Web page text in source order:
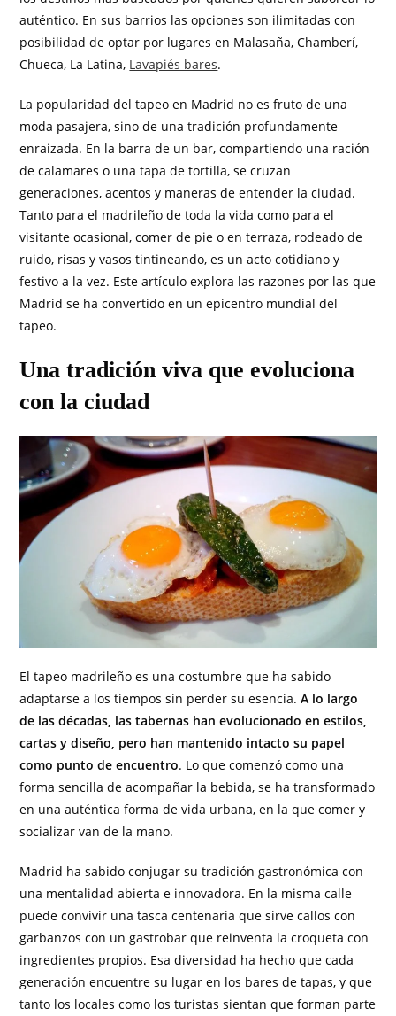
auténtico. En sus barrios las opciones son ilimitadas con
posibilidad de optar por lugares en Malasaña, Chamberí,
Chueca, La Latina, Lavapiés bares.
La popularidad del tapeo en Madrid no es fruto de una
moda pasajera, sino de una tradición profundamente
enraizada. En la barra de un bar, compartiendo una ración
de calamares o una tapa de tortilla, se cruzan
generaciones, acentos y maneras de entender la ciudad.
Tanto para el madrileño de toda la vida como para el
visitante ocasional, comer de pie o en terraza, rodeado de
ruido, risas y vasos tintineando, es un acto cotidiano y
festivo a la vez. Este artículo explora las razones por las que
Madrid se ha convertido en un epicentro mundial del
tapeo.
Una tradición viva que evoluciona
con la ciudad
El tapeo madrileño es una costumbre que ha sabido
adaptarse a los tiempos sin perder su esencia.A lo largo
de las décadas, las tabernas han evolucionado en estilos,
cartas y diseño, pero han mantenido intacto su papel
como punto de encuentro. Lo que comenzó como una
forma sencilla de acompañar la bebida, se ha transformado
en una auténtica forma de vida urbana, en la que comer y
socializar van de la mano.
Madrid ha sabido conjugar su tradición gastronómica con
una mentalidad abierta e innovadora. En la misma calle
puede convivir una tasca centenaria que sirve callos con
garbanzos con un gastrobar que reinventa la croqueta con
ingredientes propios. Esa diversidad ha hecho que cada
generación encuentre su lugar en los bares de tapas, y que
tanto los locales como los turistas sientan que forman parte